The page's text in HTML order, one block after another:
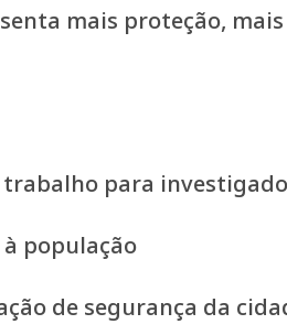
mais proteção,
para
população
de segurança da